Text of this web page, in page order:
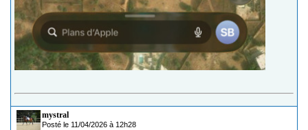
mystral
Posté le 11/04/2026 à 12h28